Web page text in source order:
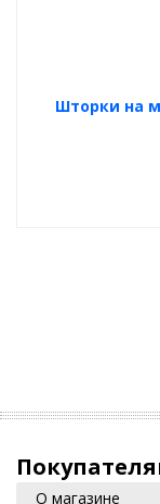
Шторки на
О магазине